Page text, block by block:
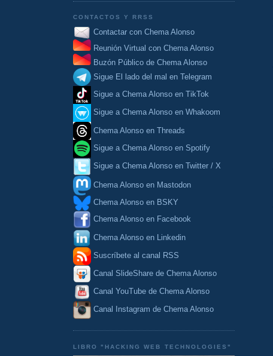
CONTACTOS Y RRSS
Contactar con Chema Alonso
Reunión Virtual con Chema Alonso
Buzón Público de Chema Alonso
Sigue El lado del mal en Telegram
Sigue a Chema Alonso en TikTok
Sigue a Chema Alonso en Whakoom
Chema Alonso en Threads
Sigue a Chema Alonso en Spotify
Sigue a Chema Alonso en Twitter / X
Chema Alonso en Mastodon
Chema Alonso en BSKY
Chema Alonso en Facebook
Chema Alonso en Linkedin
Suscríbete al canal RSS
Canal SlideShare de Chema Alonso
Canal YouTube de Chema Alonso
Canal Instagram de Chema Alonso
LIBRO "HACKING WEB TECHNOLOGIES"